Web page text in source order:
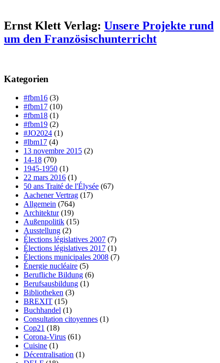
Ernst Klett Verlag: Unsere Projekte rund
um den Französischunterricht
Kategorien
#fbm16 (3)
#fbm17 (10)
#fbm18 (1)
#fbm19 (2)
#JO2024 (1)
#lbm17 (4)
13 novembre 2015 (2)
14-18 (70)
1945-1950 (1)
22 mars 2016 (1)
50 ans Traité de l'Élysée (67)
Aachener Vertrag (17)
Allgemein (764)
Architektur(19)
Außenpolitik (15)
Ausstellung (2)
Élections législatives 2007 (7)
Élections législatives 2017 (1)
Élections municipales 2008 (7)
Énergie nucléaire (5)
Berufliche Bildung (6)
Berufsausbildung (1)
Bibliotheken (3)
BREXIT (15)
Buchhandel (1)
Consultation citoyennes (1)
Cop21 (18)
Corona-Virus (61)
Cuisine (1)
Décentralisation (1)